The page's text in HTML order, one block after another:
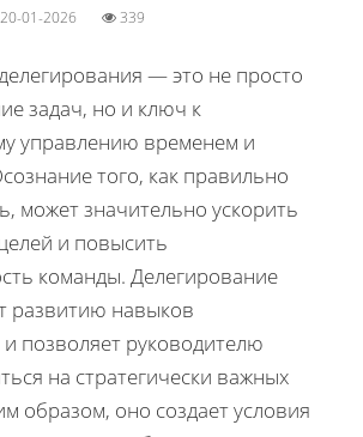
20-01-2026 339
— это не просто
задач, но и ключ к
управлению временем и
того, как правильно
может значительно ускорить
и повысить
команды. Делегирование
развитию навыков
и позволяет руководителю
на стратегически важных
образом, оно создает условия